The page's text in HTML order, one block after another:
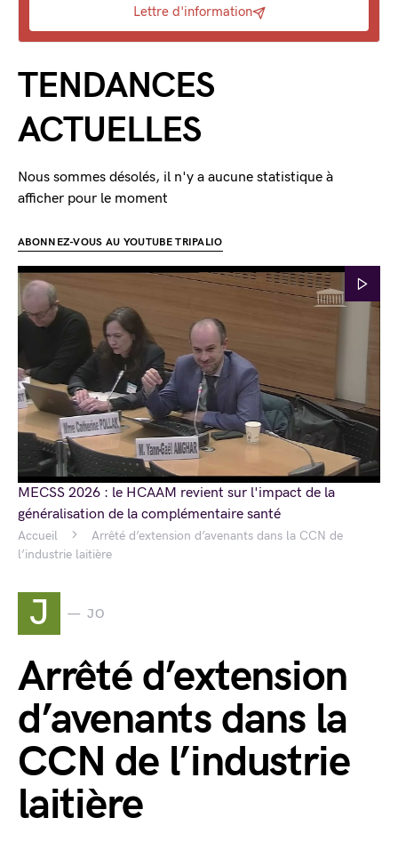
Accueil
Arrêté d’extension d’avenants dans la CCN de
l’industrie laitière
J JO
Arrêté d’extension
d’avenants dans la
CCN de l’industrie
laitière
Lettre d'information
TENDANCES
ACTUELLES
Nous sommes désolés, il n'y a aucune statistique à
afficher pour le moment
ABONNEZ-VOUS AU YOUTUBE TRIPALIO
MECSS 2026 : le HCAAM revient sur l'impact de la
généralisation de la complémentaire santé